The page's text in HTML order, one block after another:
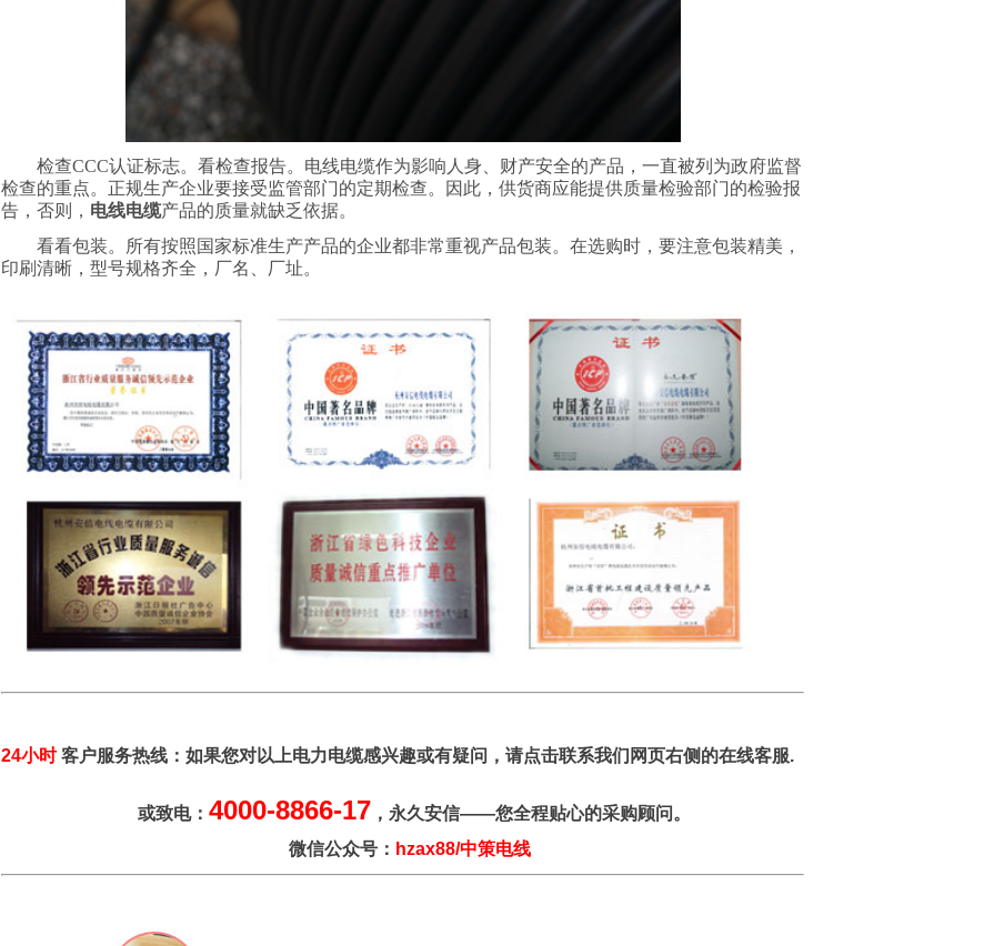
检查CCC认证标志。看检查报告。电线电缆作为影响人身、财产安全的产品，一直被列为政府监督
检查的重点。正规生产企业要接受监管部门的定期检查。因此，供货商应能提供质量检验部门的检验报
告，否则， 电线电缆产品的质量就缺乏依据。
看看包装。所有按照国家标准生产产品的企业都非常重视产品包装。在选购时，要注意包装精美，
印刷清晰，型号规格齐全，厂名、厂址。
24小时客户服务热线：如果您对以上电力电缆感兴趣或有疑问，请点击联系我们网页右侧的在线客服.
或致电： 4000-8866-17 ，永久安信——您全程贴心的采购顾问。
微信公众号： hzax88/中策电线